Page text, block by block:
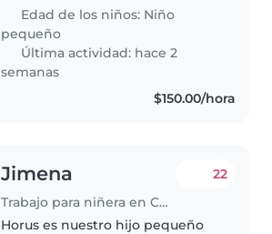
#1 en todo momento
Edad de los niños: Niño
pequeño
Última actividad: hace 2
semanas
$150.00/hora
Jimena
Trabajo para niñera en Coyoacán
22
Horus es nuestro hijo pequeño